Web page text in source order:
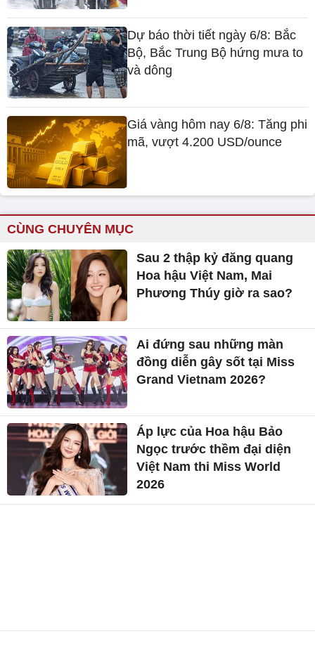
Dự báo thời tiết ngày 6/8: Bắc
Bộ, Bắc Trung Bộ hứng mưa to
và dông
Giá vàng hôm nay 6/8: Tăng phi
mã, vượt 4.200 USD/ounce
CÙNG CHUYÊN MỤC
Sau 2 thập kỷ đăng quang
Hoa hậu Việt Nam, Mai
Phương Thúy giờ ra sao?
Ai đứng sau những màn
đồng diễn gây sốt tại Miss
Grand Vietnam 2026?
Áp lực của Hoa hậu Bảo
Ngọc trước thềm đại diện
Việt Nam thi Miss World
2026